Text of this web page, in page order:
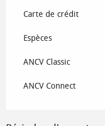
Carte de crédit
Espèces
ANCV Classic
ANCV Connect